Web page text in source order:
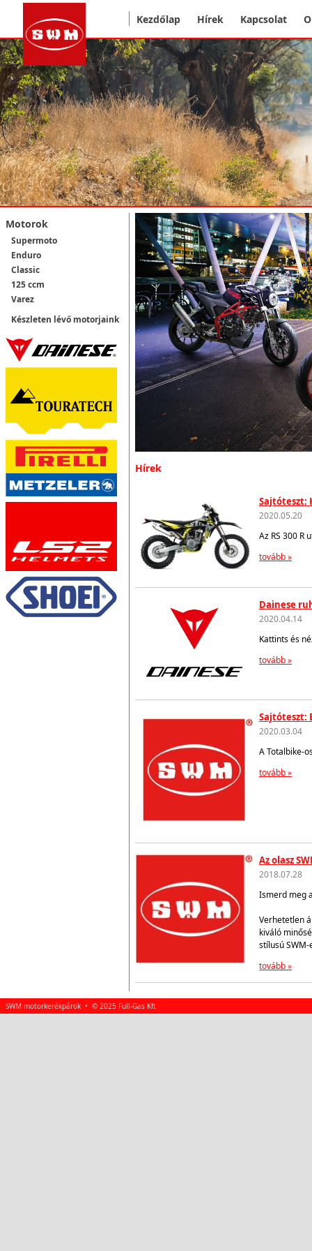
Kezdőlap Hírek Kapcsolat
Motorok
Supermoto
Enduro
Classic
125 ccm
Varez
Készleten lévő motorjaink
Hírek
Sajtóteszt:
2020.05.20
Az RS 300 R
tovább »
Dainese
2020.04.14
Kattints és
tovább »
Sajtóteszt:
2020.03.04
A Totalbike-
tovább »
Az olasz
2018.07.28
Ismerd meg
Verhetetlen
kiváló
stílusú SWM-
tovább »
SWM motorkerékpárok • © 2025 Full-Gas Kft